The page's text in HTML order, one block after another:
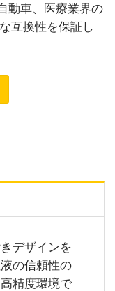
動車、医療業界の
互換性を保証し
デザインを
の信頼性の
精度環境で